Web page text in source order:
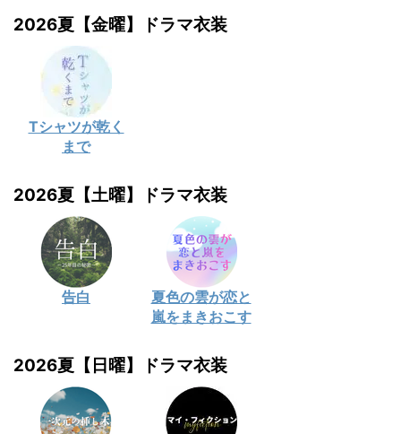
2026夏【金曜】ドラマ衣装
Tシャツが乾く
まで
2026夏【土曜】ドラマ衣装
告白
夏色の雲が恋と
嵐をまきおこす
2026夏【日曜】ドラマ衣装